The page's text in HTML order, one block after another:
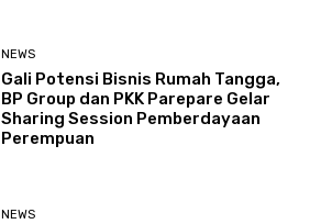
NEWS
Gali Potensi Bisnis Rumah Tangga,
BP Group dan PKK Parepare Gelar
Sharing Session Pemberdayaan
Perempuan
NEWS